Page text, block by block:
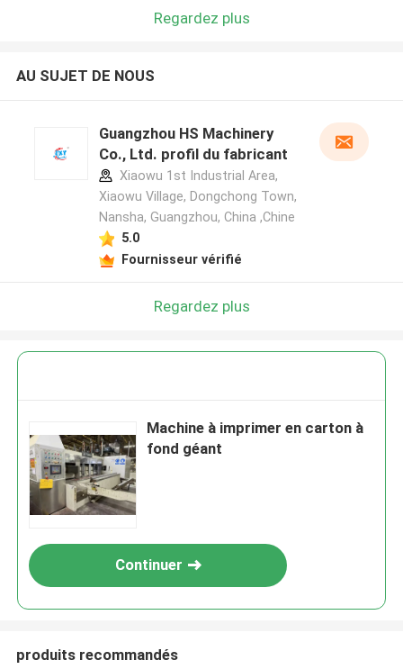
Regardez plus
AU SUJET DE NOUS
Guangzhou HS Machinery
Co., Ltd. profil du fabricant
Xiaowu 1st Industrial Area,
Xiaowu Village, Dongchong Town,
Nansha, Guangzhou, China ,Chine
5.0
Fournisseur vérifié
Regardez plus
Machine à imprimer en carton à
fond géant
Continuer
produits recommandés